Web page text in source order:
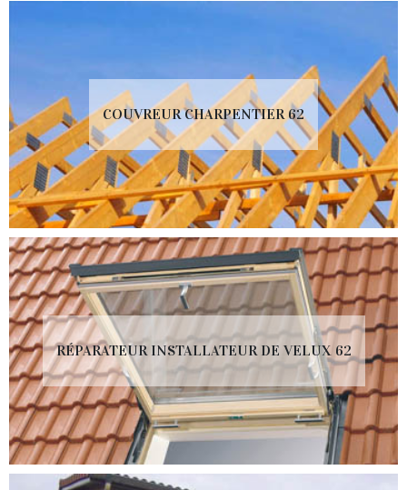
COUVREUR CHARPENTIER 62
RÉPARATEUR INSTALLATEUR DE VELUX 62